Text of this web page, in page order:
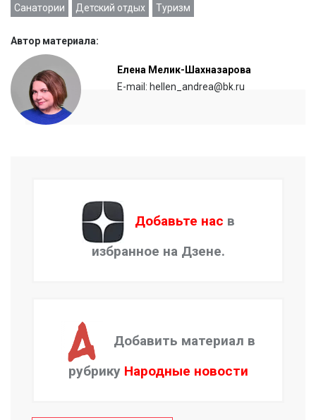
Санатории Детский отдых Туризм
Автор материала:
Елена Мелик-Шахназарова
E-mail: hellen_andrea@bk.ru
Добавьте нас в
избранное на Дзене.
Добавить материал в
рубрику Народные новости